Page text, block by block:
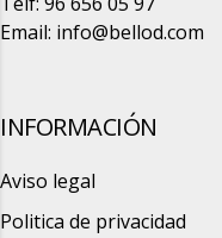
Email: info@bellod.com
INFORMACIÓN
Aviso legal
Politica de privacidad